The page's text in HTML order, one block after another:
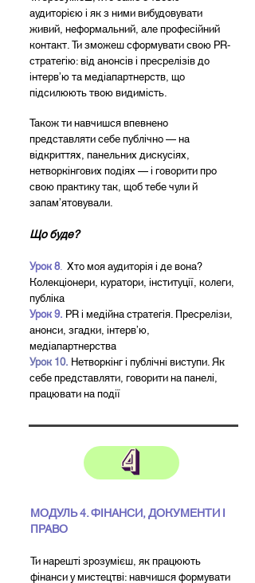
аудиторією і як з ними вибудовувати
живий, неформальний, але професійний
контакт. Ти зможеш сформувати свою PR-
стратегію: від анонсів і пресрелізів до
інтерв’ю та медіапартнерств, що
підсилюють твою видимість.
Також ти навчишся впевнено
представляти себе публічно — на
відкриттях, панельних дискусіях,
нетворкінгових подіях — і говорити про
свою практику так, щоб тебе чули й
запам’ятовували.
Що буде?
Урок 8. Хто моя аудиторія і де вона?
Колекціонери, куратори, інституції, колеги,
публіка
Урок 9. PR і медійна стратегія. Пресрелізи,
анонси, згадки, інтерв’ю,
медіапартнерства
Урок 10. Нетворкінг і публічні виступи. Як
себе представляти, говорити на панелі,
працювати на події
МОДУЛЬ 4. ФІНАНСИ, ДОКУМЕНТИ І
ПРАВО
Ти нарешті зрозумієш, як працюють
фінанси у мистецтві: навчишся формувати